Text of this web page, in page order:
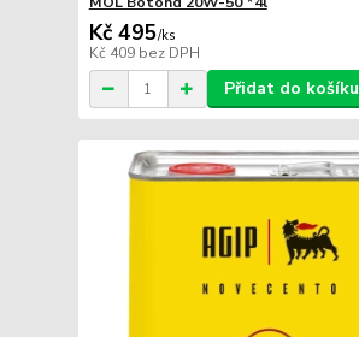
Kč 495/ks
Kč 409 bez DPH
Přidat do košíku